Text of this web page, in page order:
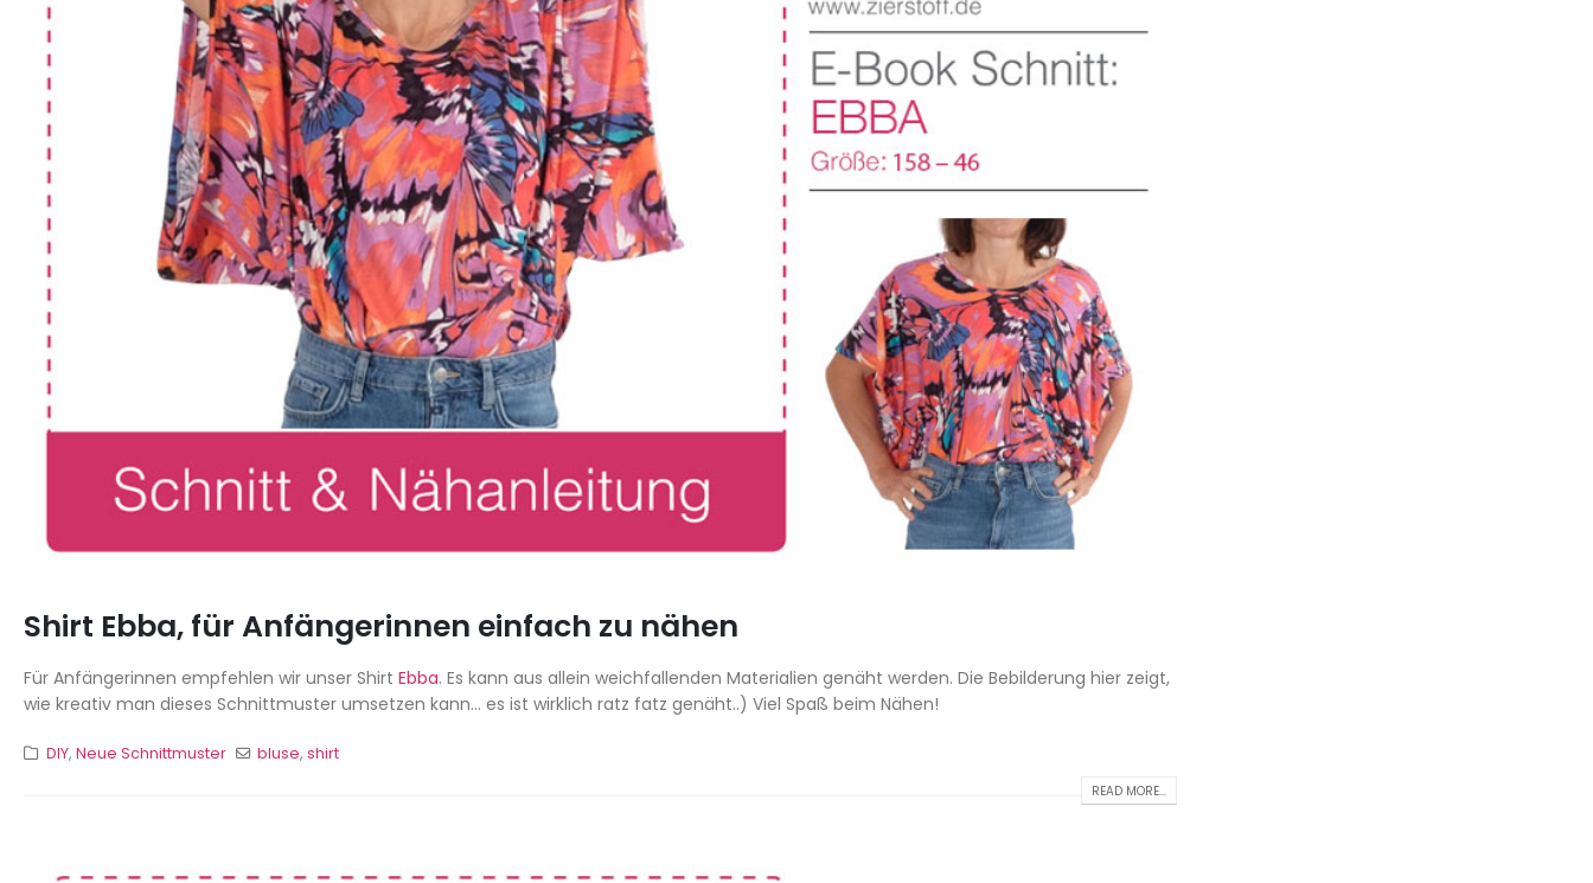
Shirt Ebba, für Anfängerinnen einfach zu nähen
Für Anfängerinnen empfehlen wir unser Shirt Ebba. Es kann aus allein weichfallenden Materialien genäht werden. Die Bebilderung hier zeigt,
wie kreativ man dieses Schnittmuster umsetzen kann... es ist wirklich ratz fatz genäht..) Viel Spaß beim Nähen!
DIY, Neue Schnittmuster bluse,shirt
READ MORE...